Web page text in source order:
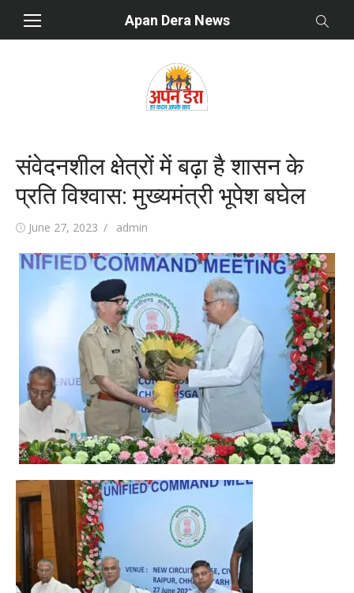
Apan Dera News
संवेदनशील क्षेत्रों में बढ़ा है शासन के
प्रति विश्वास: मुख्यमंत्री भूपेश बघेल
Posted
June 27, 2023 Author
admin